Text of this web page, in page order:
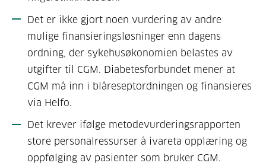
Det er ikke gjort noen vurdering av andre
mulige finansieringsløsninger enn dagens
ordning, der sykehusøkonomien belastes av
utgifter til CGM. Diabetesforbundet mener at
CGM må inn i blåreseptordningen og finansieres
via Helfo.
Det krever ifølge metodevurderingsrapporten
store personalressurser å ivareta opplæring og
oppfølging av pasienter som bruker CGM.